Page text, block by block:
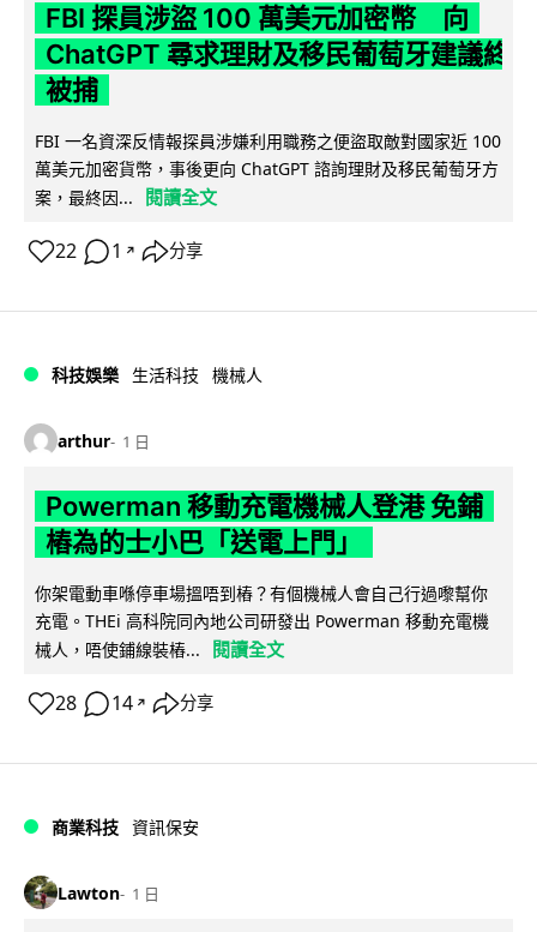
FBI 探員涉盜 100 萬美元加密幣 向
ChatGPT 尋求理財及移民葡萄牙建議終
被捕
FBI 一名資深反情報探員涉嫌利用職務之便盜取敵對國家近 100
萬美元加密貨幣，事後更向 ChatGPT 諮詢理財及移民葡萄牙方
案，最終因...
閱讀全文
22 1 ↗ 分享
科技娛樂 生活科技 機械人
arthur 1 日
Powerman 移動充電機械人登港 免鋪
樁為的士小巴「送電上門」
你架電動車喺停車場搵唔到樁？有個機械人會自己行過嚟幫你
充電。THEi 高科院同內地公司研發出 Powerman 移動充電機
械人，唔使鋪線裝樁...
閱讀全文
28 14 ↗ 分享
商業科技 資訊保安
Lawton 1 日